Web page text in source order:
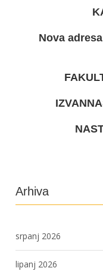
Nova
Arhiva
srpanj 2026
lipanj 2026